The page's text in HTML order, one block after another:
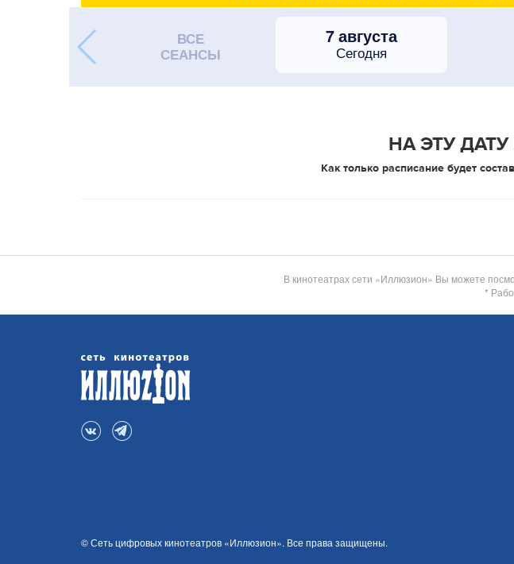
ВСЕ
СЕАНСЫ
7 августа
Сегодня
НА ЭТУ
Как только расписание будет
В кинотеатрах сети «Иллюзион» Вы можете
*
© Сеть цифровых кинотеатров «Иллюзион». Все права защищены.